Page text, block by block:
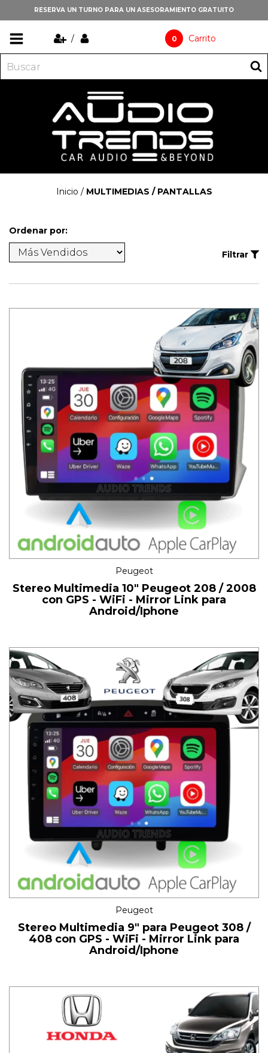
RESERVA UN TURNO PARA UN ASESORAMIENTO GRATUITO
/ 0 Carrito
Inicio / MULTIMEDIAS / PANTALLAS
Ordenar por:
Filtrar
Peugeot
Stereo Multimedia 10" Peugeot 208 / 2008
con GPS - WiFi - Mirror Link para
Android/Iphone
Peugeot
Stereo Multimedia 9" para Peugeot 308 /
408 con GPS - WiFi - Mirror Link para
Android/Iphone